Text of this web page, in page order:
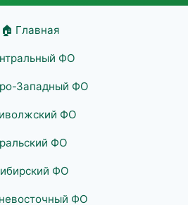
🏠 Главная
ФО
Западный ФО
ФО
ФО
ФО
ФО